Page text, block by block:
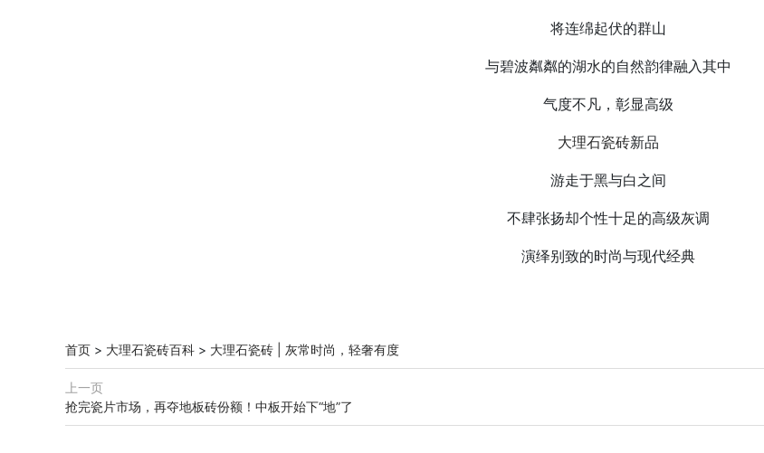
将连绵起伏的群山
与碧波粼粼的湖水的自然韵律融入其中
气度不凡，彰显高级
大理石瓷砖新品
游走于黑与白之间
不肆张扬却个性十足的高级灰调
演绎别致的时尚与现代经典
首页 > 大理石瓷砖百科 > 大理石瓷砖 | 灰常时尚，轻奢有度
上一页
抢完瓷片市场，再夺地板砖份额！中板开始下“地”了